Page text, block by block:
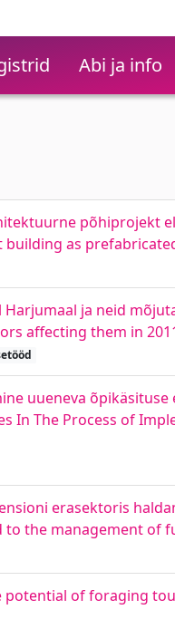
Abi ja info
põhiprojekt
as
ja neid
affecting them in
uueneva
The Process of
erasektoris
the management of
of foraging